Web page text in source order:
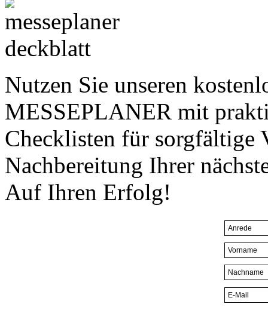
Nutzen Sie unseren
MESSEPLANER mit
Checklisten für sorgfältige
Nachbereitung Ihrer
Auf Ihren Erfolg!